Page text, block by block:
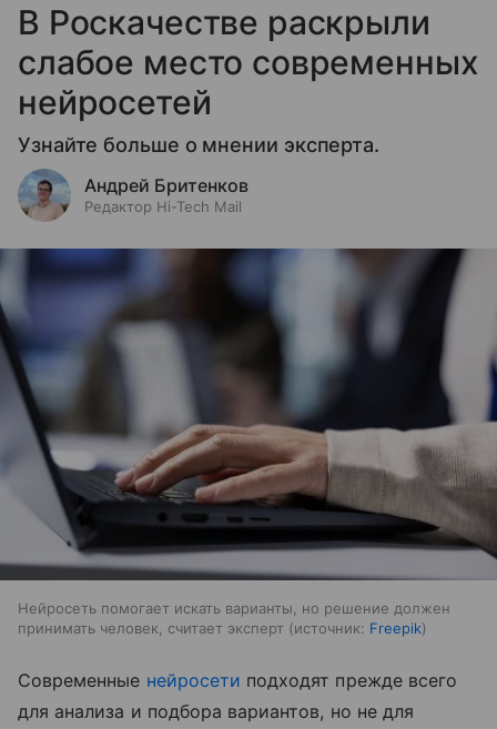
В Роскачестве раскрыли
слабое место современных
нейросетей
Узнайте больше о мнении эксперта.
Андрей Бритенков
Редактор Hi-Tech Mail
Нейросеть помогает искать варианты, но решение должен
принимать человек, считает эксперт
источник: Freepik
Cовременные нейросети подходят прежде всего
для анализа и подбора вариантов, но не для